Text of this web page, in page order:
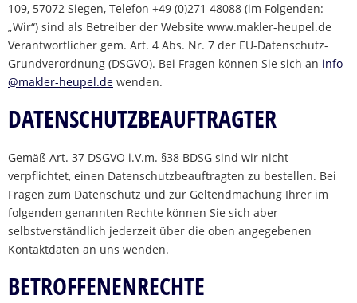
109, 57072 Siegen, Telefon +49 (0)271 48088 (im Folgenden:
„Wir“) sind als Betreiber der Website www.makler-heupel.de
Verantwortlicher gem. Art. 4 Abs. Nr. 7 der EU-Datenschutz-
Grundverordnung (DSGVO). Bei Fragen können Sie sich an info
@makler-heupel.de wenden.
DATENSCHUTZBEAUFTRAGTER
Gemäß Art. 37 DSGVO i.V.m. §38 BDSG sind wir nicht
verpflichtet, einen Datenschutzbeauftragten zu bestellen. Bei
Fragen zum Datenschutz und zur Geltendmachung Ihrer im
folgenden genannten Rechte können Sie sich aber
selbstverständlich jederzeit über die oben angegebenen
Kontaktdaten an uns wenden.
BETROFFENENRECHTE